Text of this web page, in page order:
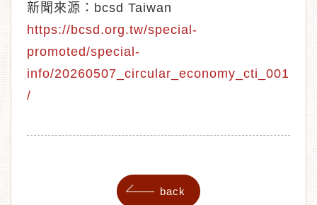
新聞來源：bcsd Taiwan
https://bcsd.org.tw/special-
promoted/special-
info/20260507_circular_economy_cti_001
/
back